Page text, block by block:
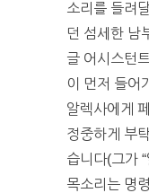
소리를 들려
던 섬세한 남
글 어시스턴
이 먼저 들어
알렉사에게
정중하게 부
습니다(그가
목소리는 명